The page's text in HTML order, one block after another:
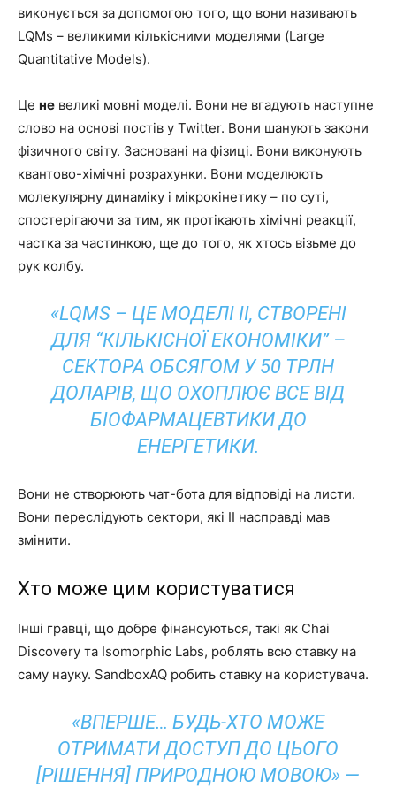
виконується за допомогою того, що вони називають
LQMs – великими кількісними моделями (Large
Quantitative Models).
Це не великі мовні моделі. Вони не вгадують наступне
слово на основі постів у Twitter. Вони шанують закони
фізичного світу. Засновані на фізиці. Вони виконують
квантово-хімічні розрахунки. Вони моделюють
молекулярну динаміку і мікрокінетику – по суті,
спостерігаючи за тим, як протікають хімічні реакції,
частка за частинкою, ще до того, як хтось візьме до
рук колбу.
«LQMS – ЦЕ МОДЕЛІ ІІ, СТВОРЕНІ
ДЛЯ “КІЛЬКІСНОЇ ЕКОНОМІКИ” –
СЕКТОРА ОБСЯГОМ У 50 ТРЛН
ДОЛАРІВ, ЩО ОХОПЛЮЄ ВСЕ ВІД
БІОФАРМАЦЕВТИКИ ДО
ЕНЕРГЕТИКИ.
Вони не створюють чат-бота для відповіді на листи.
Вони переслідують сектори, які ІІ насправді мав
змінити.
Хто може цим користуватися
Інші гравці, що добре фінансуються, такі як Chai
Discovery та Isomorphic Labs, роблять всю ставку на
саму науку. SandboxAQ робить ставку на користувача.
«ВПЕРШЕ… БУДЬ-ХТО МОЖЕ
ОТРИМАТИ ДОСТУП ДО ЦЬОГО
[РІШЕННЯ] ПРИРОДНОЮ МОВОЮ» —